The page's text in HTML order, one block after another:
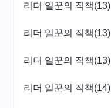
리더 일꾼의 직책(13)
리더 일꾼의 직책(13)
리더 일꾼의 직책(13)
리더 일꾼의 직책(14)